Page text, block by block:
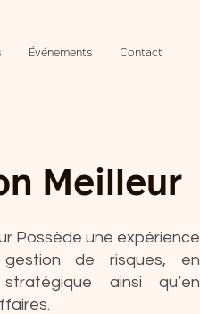
Événements Contact
Meilleur
Possède une expérience
de risques, en
ainsi qu’en